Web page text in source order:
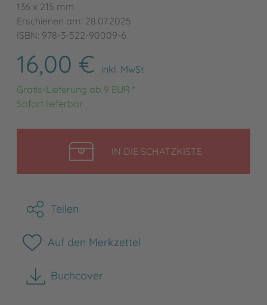
136 x 215 mm
Erschienen am: 28.07.2025
ISBN: 978-3-522-90009-6
16,00 €
inkl. MwSt
Gratis-Lieferung ab 9 EUR *
Sofort lieferbar
IN DIE SCHATZKISTELEGEN
Teilen
Auf den Merkzettel
Buchcover
herunterladen